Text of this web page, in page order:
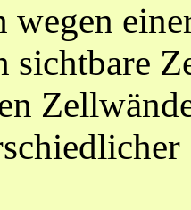
wegen
sichtbare